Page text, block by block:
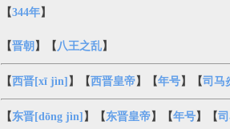
【344年】
【晋朝 】【 八王之乱】
【 西晋[xī jìn] 】【 西晋皇帝】【年号】【司马
【 东晋[dōng jìn] 】【 东晋皇帝】【年号】【